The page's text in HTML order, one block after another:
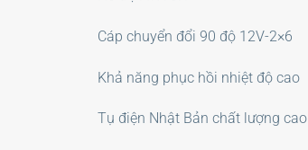
Cáp chuyển đổi 90 độ 12V-2×6
Khả năng phục hồi nhiệt độ cao​​
Tụ điện Nhật Bản chất lượng cao